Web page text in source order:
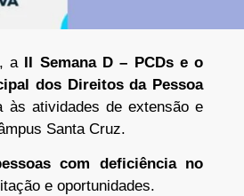
a II Semana D – PCDs e o
dos Direitos da Pessoa
às atividades de extensão e
Santa Cruz.
com deficiência no
e oportunidades.